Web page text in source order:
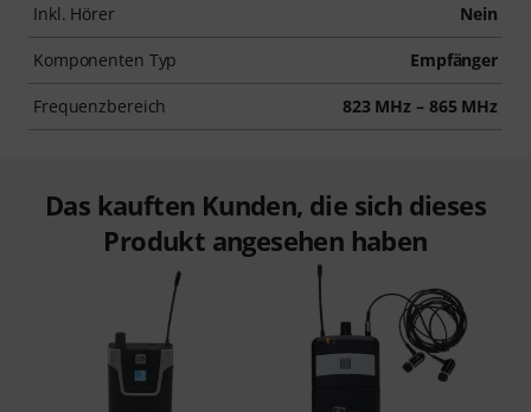
Inkl. Hörer Nein
Komponenten Typ Empfänger
Frequenzbereich 823 MHz – 865 MHz
Das kauften Kunden, die sich dieses
Produkt angesehen haben